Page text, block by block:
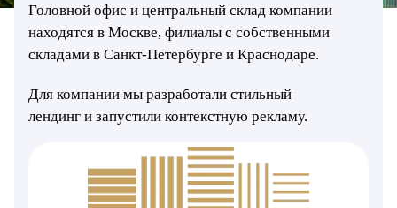
Головной офис и центральный склад компании
находятся в Москве, филиалы с собственными
складами в Санкт-Петербурге и Краснодаре.
Для компании мы разработали стильный
лендинг и запустили контекстную рекламу.